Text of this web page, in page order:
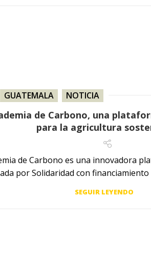
GUATEMALA NOTICIA
de Carbono, una
para la agricultura
de Carbono es una innovadora
por Solidaridad con financiamiento
SEGUIR LEYENDO